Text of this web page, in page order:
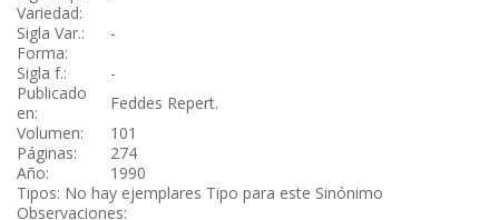
Variedad:
Sigla Var.:
-
Forma:
Sigla f.:
-
Publicado
en:
Feddes Repert.
Volumen:
101
Páginas:
274
Año:
1990
Tipos: No hay ejemplares Tipo para este Sinónimo
Observaciones: